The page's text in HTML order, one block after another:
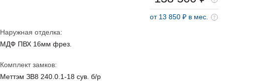
Наружная отделка:
МДФ ПВХ 16мм фрез.
Комплект замков:
Меттэм ЗВ8 240.0.1-18 сув. б/р
от 13 850 ₽ в мес.